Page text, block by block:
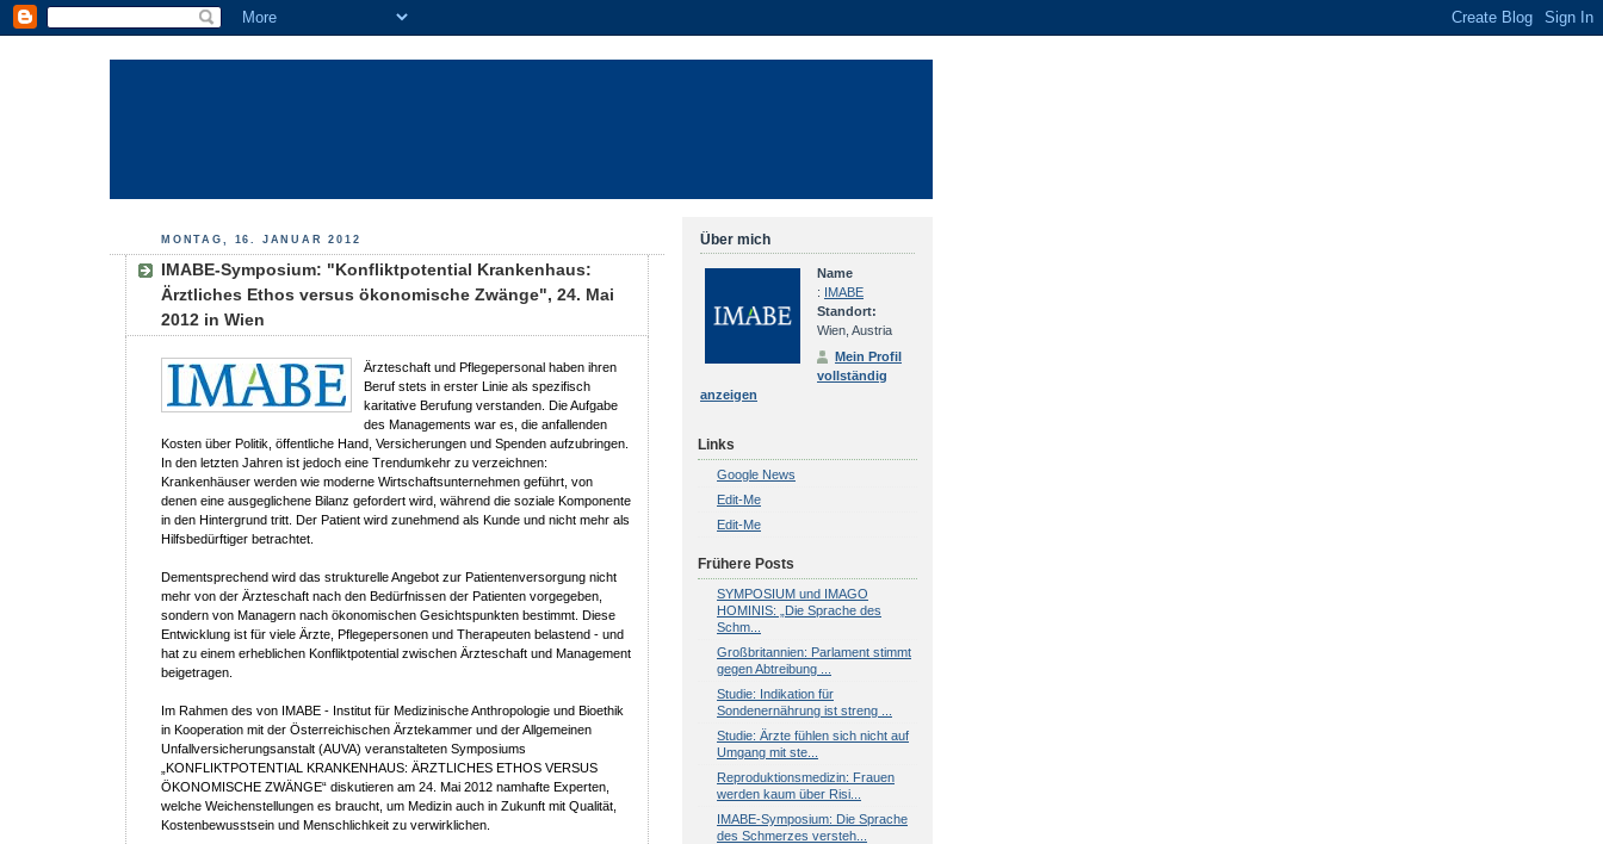
MONTAG, 16. JANUAR 2012
IMABE-Symposium: "Konfliktpotential Krankenhaus:
Ärztliches Ethos versus ökonomische Zwänge", 24. Mai
2012 in Wien
Ärzteschaft und Pflegepersonal haben ihren
Beruf stets in erster Linie als spezifisch
karitative Berufung verstanden. Die Aufgabe
des Managements war es, die anfallenden
Kosten über Politik, öffentliche Hand, Versicherungen und Spenden aufzubringen.
In den letzten Jahren ist jedoch eine Trendumkehr zu verzeichnen:
Krankenhäuser werden wie moderne Wirtschaftsunternehmen geführt, von
denen eine ausgeglichene Bilanz gefordert wird, während die soziale Komponente
in den Hintergrund tritt. Der Patient wird zunehmend als Kunde und nicht mehr als
Hilfsbedürftiger betrachtet.
Dementsprechend wird das strukturelle Angebot zur Patientenversorgung nicht
mehr von der Ärzteschaft nach den Bedürfnissen der Patienten vorgegeben,
sondern von Managern nach ökonomischen Gesichtspunkten bestimmt. Diese
Entwicklung ist für viele Ärzte, Pflegepersonen und Therapeuten belastend - und
hat zu einem erheblichen Konfliktpotential zwischen Ärzteschaft und Management
beigetragen.
Im Rahmen des von IMABE - Institut für Medizinische Anthropologie und Bioethik
in Kooperation mit der Österreichischen Ärztekammer und der Allgemeinen
Unfallversicherungsanstalt (AUVA) veranstalteten Symposiums
„KONFLIKTPOTENTIAL KRANKENHAUS: ÄRZTLICHES ETHOS VERSUS
ÖKONOMISCHE ZWÄNGE“ diskutieren am 24. Mai 2012 namhafte Experten,
welche Weichenstellungen es braucht, um Medizin auch in Zukunft mit Qualität,
Kostenbewusstsein und Menschlichkeit zu verwirklichen.
Über mich
Name
:
IMABE
Standort:
Wien, Austria
Mein Profil
vollständig
anzeigen
Links
Google News
Edit-Me
Edit-Me
Frühere Posts
SYMPOSIUM und IMAGO
HOMINIS: „Die Sprache des
Schm...
Großbritannien: Parlament stimmt
gegen Abtreibung ...
Studie: Indikation für
Sondenernährung ist streng ...
Studie: Ärzte fühlen sich nicht auf
Umgang mit ste...
Reproduktionsmedizin: Frauen
werden kaum über Risi...
IMABE-Symposium: Die Sprache
des Schmerzes versteh...